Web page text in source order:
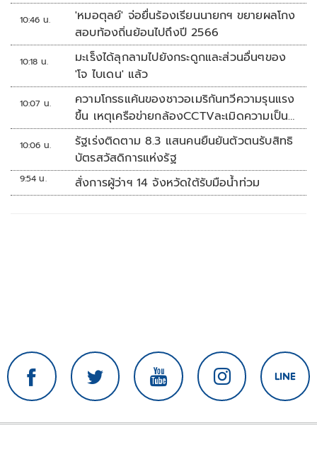
10:46 น.
'หมอตุลย์' จ่อยื่นร้องเรียนนายกฯ ขยายผลโกง
สอบท้องถิ่นย้อนไปถึงปี 2566
10:18 น.
มะเร็งได้ลุกลามไปยังกระดูกและส่วนอื่นๆของ
'โจ ไบเดน' แล้ว
10:07 น.
ความโกรธแค้นของชาวอเมริกันทวีความรุนแรง
ขึ้น เหตุเครือข่ายกล้องCCTVละเมิดความเป็น
ส่วนตัว
10:06 น.
รัฐเร่งติดตาม 8.3 แสนคนยืนยันตัวตนรับสิทธิ
บัตรสวัสดิการแห่งรัฐ
9:54 น. สั่งการผู้ว่าฯ 14 จังหวัดใต้รับมือน้ำท่วม